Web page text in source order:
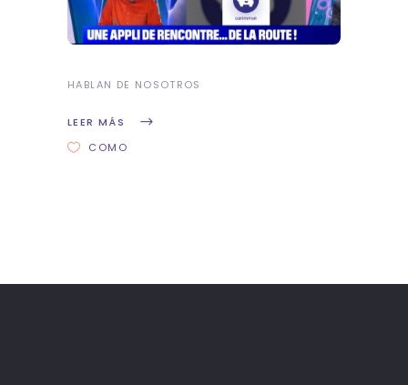
HABLAN DE NOSOTROS
LEER MÁS
COMO